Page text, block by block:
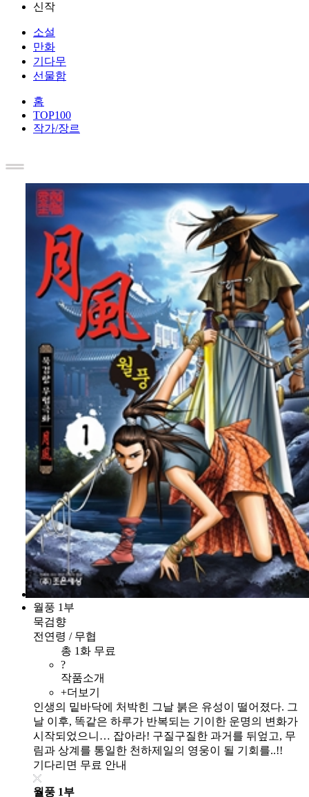
신작
소설
만화
기다무
선물함
홈
TOP100
작가/장르
월풍 1부
묵검향
전연령 / 무협
총 1화 무료
?
작품소개
+더보기
인생의 밑바닥에 처박힌 그날 붉은 유성이 떨어졌다. 그
날 이후, 똑같은 하루가 반복되는 기이한 운명의 변화가
시작되었으니… 잡아라! 구질구질한 과거를 뒤엎고, 무
림과 상계를 통일한 천하제일의 영웅이 될 기회를..!!
기다리면 무료 안내
월풍 1부